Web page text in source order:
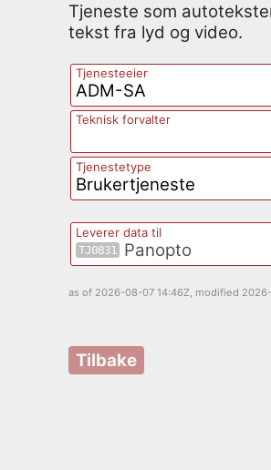
Tjeneste som
tekst fra lyd og video.
Tjenesteeier
ADM-SA
Teknisk forvalter
Tjenestetype
Brukertjeneste
Leverer data til
TJ0831 Panopto
as of 2026-08-07 14:46Z, modified
Tilbake